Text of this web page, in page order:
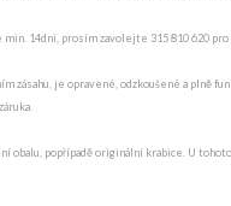
14dní, prosím zavolejte 315 810 620
zásahu, je opravené, odzkoušené a plně
obalu, popřípadě originální krabice. U